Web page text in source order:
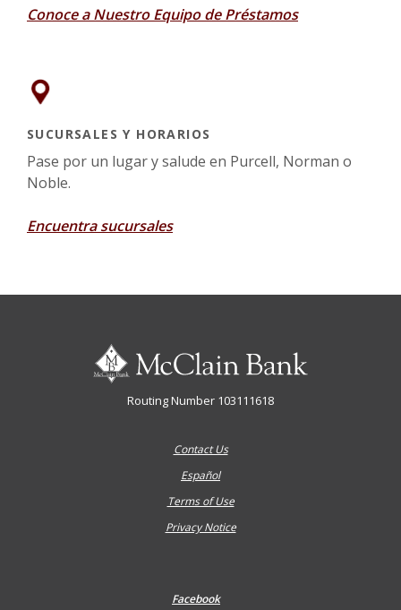
Conoce a Nuestro Equipo de Préstamos
SUCURSALES Y HORARIOS
Pase por un lugar y salude en Purcell, Norman o
Noble.
Encuentra sucursales
McClain Bank
Routing Number 103111618
Contact Us
Español
Terms of Use
Privacy Notice
Facebook